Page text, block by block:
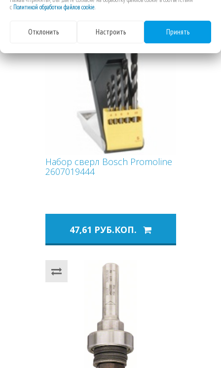
Набор сверл Bosch Promoline
2607019444
47,61 РУБ.КОП.
с Политикой обработки файлов cookie.
Отклонить Настроить Принять